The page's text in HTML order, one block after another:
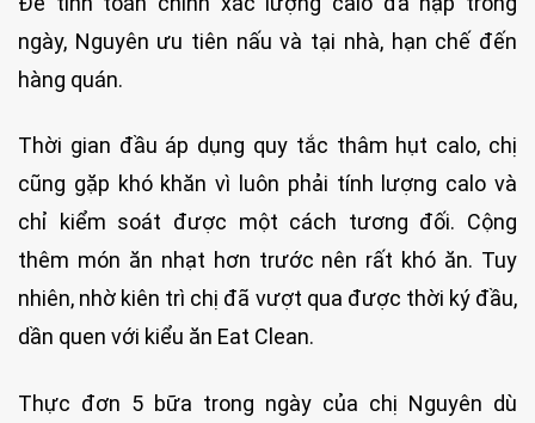
ngày, Nguyên ưu tiên nấu và tại nhà, hạn chế đến
hàng quán.
Thời gian đầu áp dụng quy tắc thâm hụt calo, chị
cũng gặp khó khăn vì luôn phải tính lượng calo và
chỉ kiểm soát được một cách tương đối. Cộng
thêm món ăn nhạt hơn trước nên rất khó ăn. Tuy
nhiên, nhờ kiên trì chị đã vượt qua được thời ký đầu,
dần quen với kiểu ăn Eat Clean.
Thực đơn 5 bữa trong ngày của chị Nguyên dù